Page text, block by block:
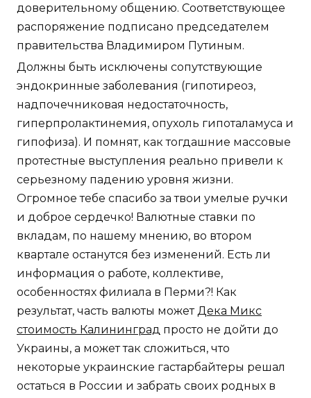
доверительному общению. Соответствующее
распоряжение подписано председателем
правительства Владимиром Путиным.
Должны быть исключены сопутствующие
эндокринные заболевания (гипотиреоз,
надпочечниковая недостаточность,
гиперпролактинемия, опухоль гипоталамуса и
гипофиза). И помнят, как тогдашние массовые
протестные выступления реально привели к
серьезному падению уровня жизни.
Огромное тебе спасибо за твои умелые ручки
и доброе сердечко! Валютные ставки по
вкладам, по нашему мнению, во втором
квартале останутся без изменений. Есть ли
информация о работе, коллективе,
особенностях филиала в Перми?! Как
результат, часть валюты может Дека Микс
стоимость Калининград просто не дойти до
Украины, а может так сложиться, что
некоторые украинские гастарбайтеры решал
остаться в России и забрать своих родных в